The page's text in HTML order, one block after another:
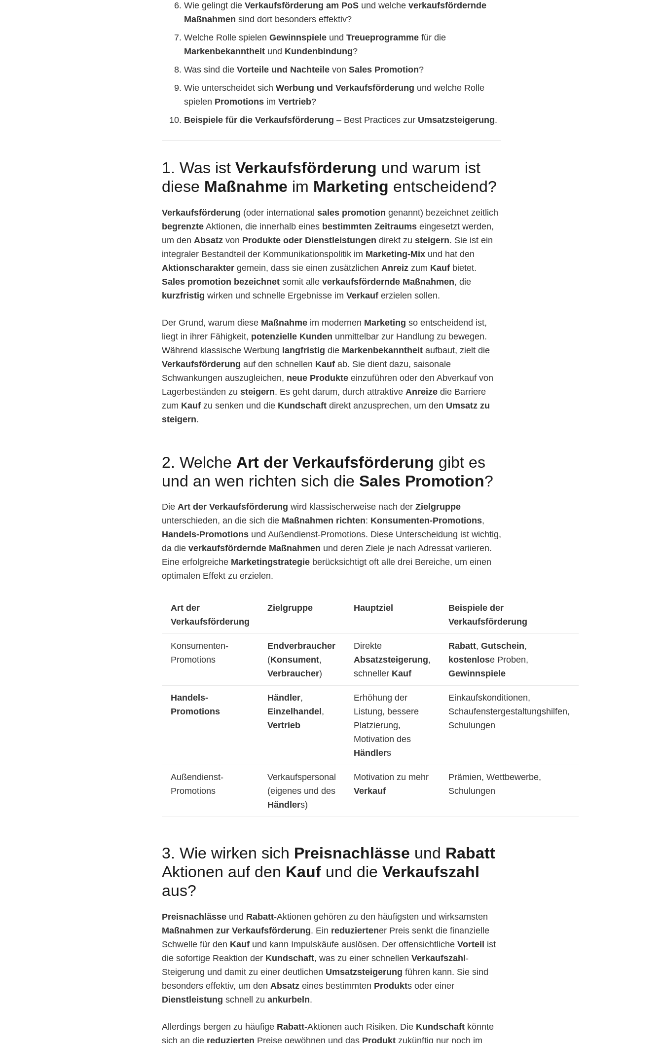
Wie gelingt die Verkaufsförderung am PoS und welche verkaufsfördernde
Maßnahmen sind dort besonders effektiv?
Welche Rolle spielen Gewinnspiele und Treueprogramme für die
Markenbekanntheit und Kundenbindung?
Was sind die Vorteile und Nachteile von Sales Promotion?
Wie unterscheidet sich Werbung und Verkaufsförderung und welche Rolle
spielen Promotions im Vertrieb?
Beispiele für die Verkaufsförderung – Best Practices zur Umsatzsteigerung.
1. Was ist Verkaufsförderung und warum ist
diese Maßnahme im Marketing entscheidend?
Verkaufsförderung (oder international sales promotion genannt) bezeichnet zeitlich
begrenzte Aktionen, die innerhalb eines bestimmten Zeitraums eingesetzt werden,
um den Absatz von Produkte oder Dienstleistungen direkt zu steigern. Sie ist ein
integraler Bestandteil der Kommunikationspolitik im Marketing-Mix und hat den
Aktionscharakter gemein, dass sie einen zusätzlichen Anreiz zum Kauf bietet.
Sales promotion bezeichnet somit alle verkaufsfördernde Maßnahmen, die
kurzfristig wirken und schnelle Ergebnisse im Verkauf erzielen sollen.
Der Grund, warum diese Maßnahme im modernen Marketing so entscheidend ist,
liegt in ihrer Fähigkeit, potenzielle Kunden unmittelbar zur Handlung zu bewegen.
Während klassische Werbung langfristig die Markenbekanntheit aufbaut, zielt die
Verkaufsförderung auf den schnellen Kauf ab. Sie dient dazu, saisonale
Schwankungen auszugleichen, neue Produkte einzuführen oder den Abverkauf von
Lagerbeständen zu steigern. Es geht darum, durch attraktive Anreize die Barriere
zum Kauf zu senken und die Kundschaft direkt anzusprechen, um den Umsatz zu
steigern.
2. Welche Art der Verkaufsförderung gibt es
und an wen richten sich die Sales Promotion?
Die Art der Verkaufsförderung wird klassischerweise nach der Zielgruppe
unterschieden, an die sich die Maßnahmen richten: Konsumenten-Promotions,
Handels-Promotions und Außendienst-Promotions. Diese Unterscheidung ist wichtig,
da die verkaufsfördernde Maßnahmen und deren Ziele je nach Adressat variieren.
Eine erfolgreiche Marketingstrategie berücksichtigt oft alle drei Bereiche, um einen
optimalen Effekt zu erzielen.
Art der
Verkaufsförderung
Zielgruppe Hauptziel
Beispiele der
Verkaufsförderung
Konsumenten-
Promotions
Endverbraucher
(Konsument,
Verbraucher)
Direkte
Absatzsteigerung,
schneller Kauf
Rabatt, Gutschein,
kostenlose Proben,
Gewinnspiele
Handels-
Promotions
Händler,
Einzelhandel ,
Vertrieb
Erhöhung der
Listung, bessere
Platzierung,
Motivation des
Händlers
Einkaufskonditionen,
Schaufenstergestaltungshilfen,
Schulungen
Außendienst-
Promotions
Verkaufspersonal
(eigenes und des
Händlers)
Motivation zu mehr
Verkauf
Prämien, Wettbewerbe,
Schulungen
3. Wie wirken sich Preisnachlässe und Rabatt
Aktionen auf den Kauf und die Verkaufszahl
aus?
Preisnachlässe und Rabatt-Aktionen gehören zu den häufigsten und wirksamsten
Maßnahmen zur Verkaufsförderung. Ein reduziertener Preis senkt die finanzielle
Schwelle für den Kauf und kann Impulskäufe auslösen. Der offensichtliche Vorteil ist
die sofortige Reaktion der Kundschaft, was zu einer schnellen Verkaufszahl-
Steigerung und damit zu einer deutlichen Umsatzsteigerung führen kann. Sie sind
besonders effektiv, um den Absatz eines bestimmten Produkts oder einer
Dienstleistung schnell zu ankurbeln.
Allerdings bergen zu häufige Rabatt-Aktionen auch Risiken. Die Kundschaft könnte
sich an die reduzierten Preise gewöhnen und das Produkt zukünftig nur noch im